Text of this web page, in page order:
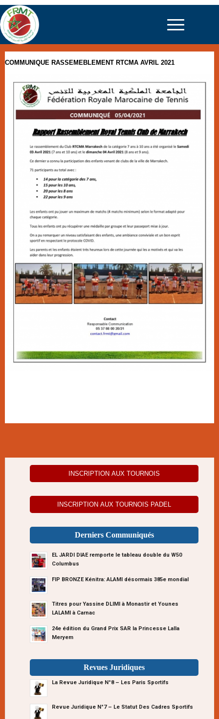
COMMUNIQUE RASSEMEBLEMENT RTCMA AVRIL 2021
INSCRIPTION AUX TOURNOIS
INSCRIPTION AUX TOURNOIS PADEL
Derniers Communiqués
EL JARDI DIAE remporte le tableau double du W50
Columbus
FIP BRONZE Kénitra: ALAMI désormais 385e mondial
Titres pour Yassine DLIMI à Monastir et Younes
LALAMI à Carnac
24e édition du Grand Prix SAR la Princesse Lalla
Meryem
Revues Juridiques
La Revue Juridique N°8 – Les Paris Sportifs
Revue Juridique N°7 – Le Statut Des Cadres Sportifs